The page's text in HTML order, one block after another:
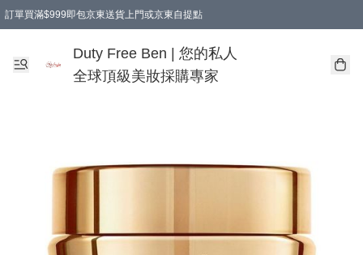
訂單買滿$999即包京東送貨上門或京東自提點
Duty Free Ben | 您的私人
全球頂級美妝採購專家